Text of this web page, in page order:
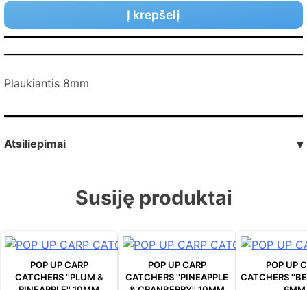
Į krepšelį
Plaukiantis 8mm
Atsiliepimai ▾
Susiję produktai
POP UP CARP
CATCHERS ''PLUM &
POP UP CARP
CATCHERS ''PINEAPPLE
POP UP
CATCHERS